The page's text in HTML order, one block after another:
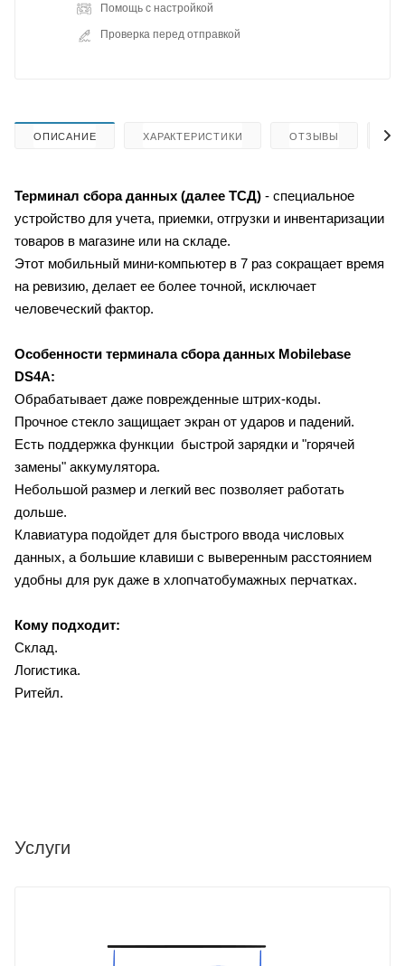
Помощь с настройкой
Проверка перед отправкой
ОПИСАНИЕ ХАРАКТЕРИСТИКИ ОТЗЫВЫ
Терминал сбора данных (далее ТСД) - специальное
устройство для учета, приемки, отгрузки и инвентаризации
товаров в магазине или на складе.
Этот мобильный мини-компьютер в 7 раз сокращает время
на ревизию, делает ее более точной, исключает
человеческий фактор.
Особенности терминала сбора данных Mobilebase
DS4А:
Обрабатывает даже поврежденные штрих-коды.
Прочное стекло защищает экран от ударов и падений.
Есть поддержка функции быстрой зарядки и "горячей
замены" аккумулятора.
Небольшой размер и легкий вес позволяет работать
дольше.
Клавиатура подойдет для быстрого ввода числовых
данных, а большие клавиши с выверенным расстоянием
удобны для рук даже в хлопчатобумажных перчатках.
Кому подходит:
Склад.
Логистика.
Ритейл.
Услуги